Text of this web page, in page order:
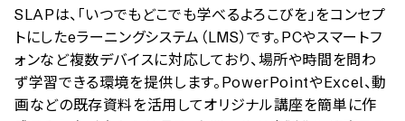
情報更新者：業界DX最強ナビ編集部 情報取得元 掲載修正依頼
SLAPは、「いつでもどこでも学べるよろこびを」をコンセプ
トにしたeラーニングシステム（LMS）です。PCやスマートフ
ォンなど複数デバイスに対応しており、場所や時間を問わ
ず学習できる環境を提供します。PowerPointやExcel、動
画などの既存資料を活用してオリジナル講座を簡単に作